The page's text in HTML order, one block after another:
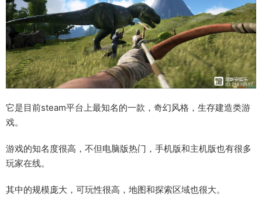
它是目前steam平台上最知名的一款，奇幻风格，生存建造类游
戏。
游戏的知名度很高，不但电脑版热门，手机版和主机版也有很多
玩家在线。
其中的规模庞大，可玩性很高，地图和探索区域也很大。